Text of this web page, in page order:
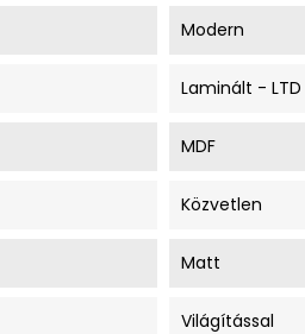
Modern
Laminált - LTD
MDF
Közvetlen
Matt
Világítással